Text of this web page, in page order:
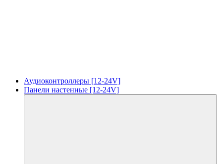
Аудиоконтроллеры [12-24V]
Панели настенные [12-24V]